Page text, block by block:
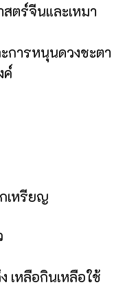
ตร์จีนและเหมา
ะการหนุนดวงชะตา
ค์
เหรียญ
เหลือกินเหลือใช้